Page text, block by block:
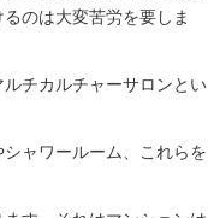
のは大変苦労を要しま
チカルチャーサロンとい
ャワールーム、これらを